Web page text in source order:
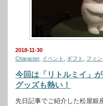
2018-11-30
Character, イベント ギフト フィ
今回は「リトルミイ」
グッズも熱い！
先日記事でご紹介した松屋銀